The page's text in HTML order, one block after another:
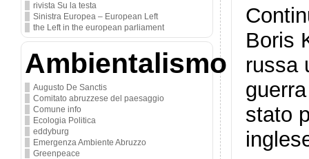
rivista Su la testa
Sinistra Europea – European Left
the Left in the european parliament
Ambientalismo
Augusto De Sanctis
Comitato abruzzese del paesaggio
Comune info
Ecologia Politica
eddyburg
Emergenza Ambiente Abruzzo
Greenpeace
Boris
russa
stato